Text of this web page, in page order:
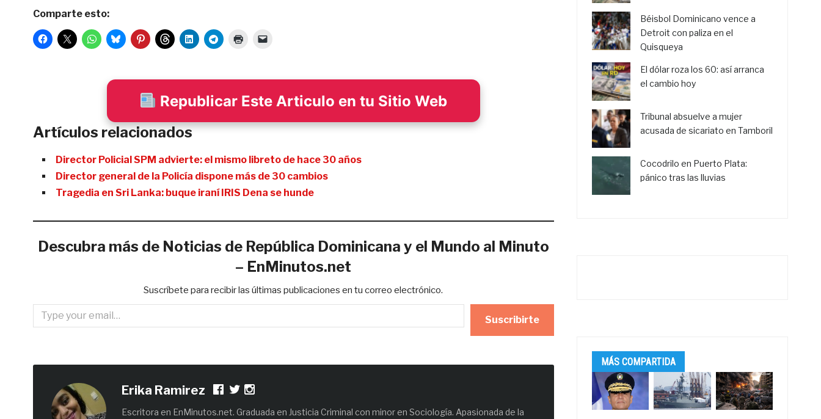
Comparte esto:
Republicar Este Articulo en tu Sitio Web
Artículos relacionados
Director Policial SPM advierte: el mismo libreto de hace 30 años
Director general de la Policía dispone más de 30 cambios
Tragedia en Sri Lanka: buque iraní IRIS Dena se hunde
Descubra más de Noticias de República Dominicana y el Mundo al Minuto
– EnMinutos.net
Suscríbete para recibir las últimas publicaciones en tu correo electrónico.
Type your email…
Suscribirte
Erika Ramirez
Escritora en EnMinutos.net. Graduada en Justicia Criminal con minor en Sociología. Apasionada de la
Béisbol Dominicano vence a
Detroit con paliza en el
Quisqueya
El dólar roza los 60: así arranca
el cambio hoy
Tribunal absuelve a mujer
acusada de sicariato en Tamboril
Cocodrilo en Puerto Plata:
pánico tras las lluvias
MÁS COMPARTIDA